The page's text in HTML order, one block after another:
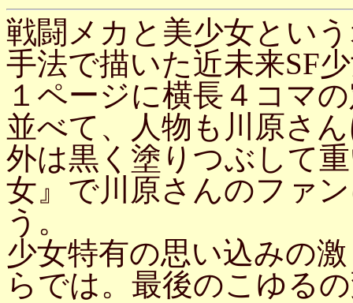
戦闘メカと美少女とい
手法で描いた近未来SF
１ページに横長４コマ
並べて、人物も川原さ
外は黒く塗りつぶして
女』で川原さんのファ
う。
少女特有の思い込みの
らでは。最後のこゆる